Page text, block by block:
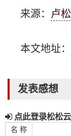
来源： 卢
本文地址：
发表感想
点此登录松松
名 称